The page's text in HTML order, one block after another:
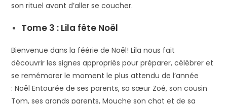
son rituel avant d’aller se coucher.
Tome 3 : Lila fête Noël
Bienvenue dans la féérie de Noël!Lila nous fait
découvrir les signesappropriés pour préparer, célébrer et
se remémorer le moment le plus attendu de l’année
:NoëlEntourée de ses parents, sa sœur Zoé, son cousin
Tom, ses grands parents, Mouche son chat et de sa